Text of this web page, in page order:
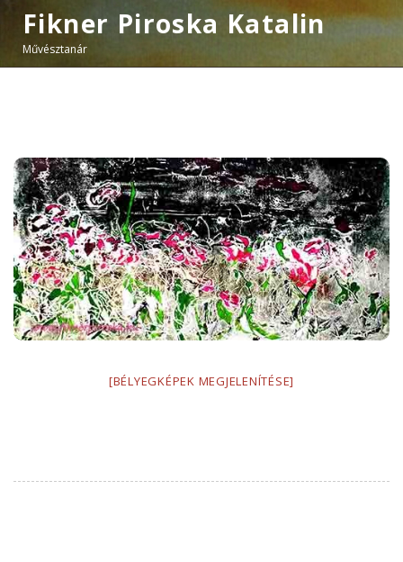
Fikner Piroska Katalin
Művésztanár
[BÉLYEGKÉPEK MEGJELENÍTÉSE]